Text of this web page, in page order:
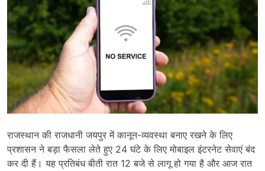
राजस्थान की राजधानी जयपुर में कानून-व्यवस्था बनाए रखने के लिए
प्रशासन ने बड़ा फैसला लेते हुए 24 घंटे के लिए मोबाइल इंटरनेट सेवाएं बंद
कर दी हैं। यह प्रतिबंध बीती रात 12 बजे से लागू हो गया है और आज रात